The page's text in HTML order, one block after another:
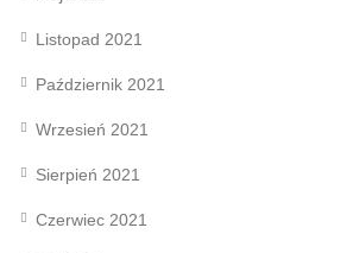
Listopad 2021
Październik 2021
Wrzesień 2021
Sierpień 2021
Czerwiec 2021